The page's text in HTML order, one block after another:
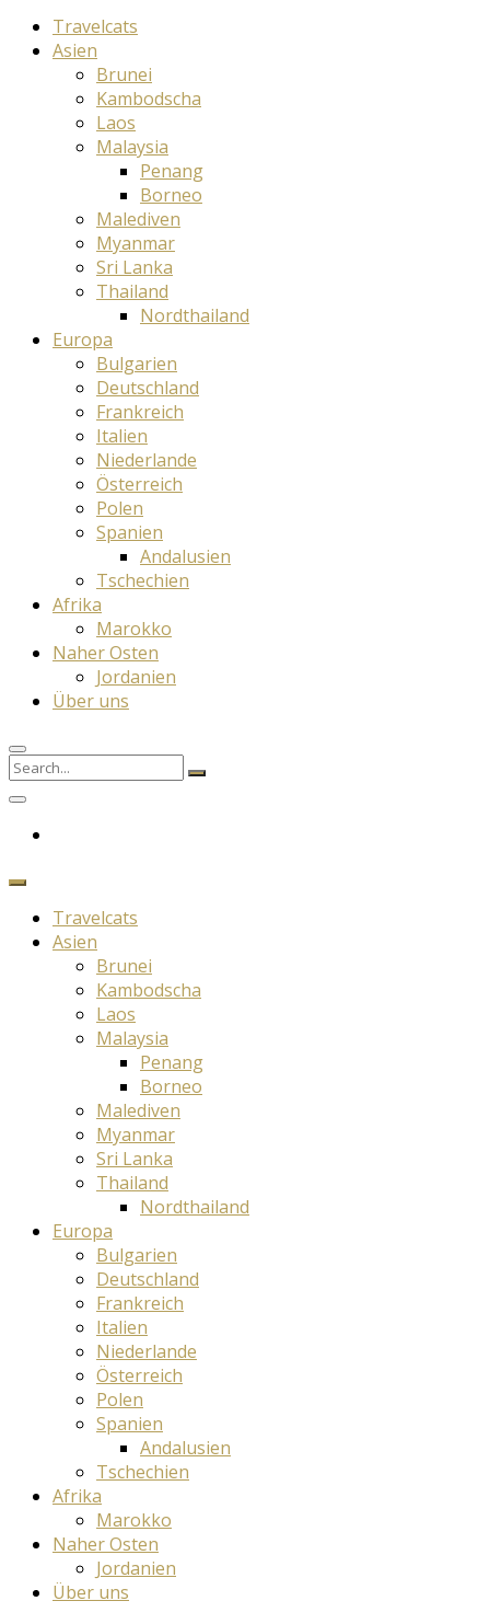
Travelcats
Asien
Brunei
Kambodscha
Laos
Malaysia
Penang
Borneo
Malediven
Myanmar
Sri Lanka
Thailand
Nordthailand
Europa
Bulgarien
Deutschland
Frankreich
Italien
Niederlande
Österreich
Polen
Spanien
Andalusien
Tschechien
Afrika
Marokko
Naher Osten
Jordanien
Über uns
Search
Search
Travelcats
Asien
Brunei
Kambodscha
Laos
Malaysia
Penang
Borneo
Malediven
Myanmar
Sri Lanka
Thailand
Nordthailand
Europa
Bulgarien
Deutschland
Frankreich
Italien
Niederlande
Österreich
Polen
Spanien
Andalusien
Tschechien
Afrika
Marokko
Naher Osten
Jordanien
Über uns